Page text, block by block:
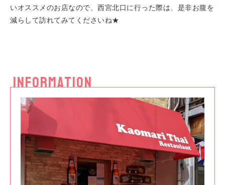
いオススメのお店なので、西宮北口に行った際は、是非お腹を
減らして訪れてみてくださいね★
INFORMATION